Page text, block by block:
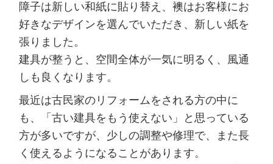
障子は新しい和紙に貼り替え、襖はお客様にお
好きなデザインを選んでいただき、新しい紙を
張りました。
建具が整うと、空間全体が一気に明るく、風通
しも良くなります。
最近は古民家のリフォームをされる方の中に
も、「古い建具をもう使えない」と思っている
方が多いですが、少しの調整や修理で、また長
く使えるようになることがあります。